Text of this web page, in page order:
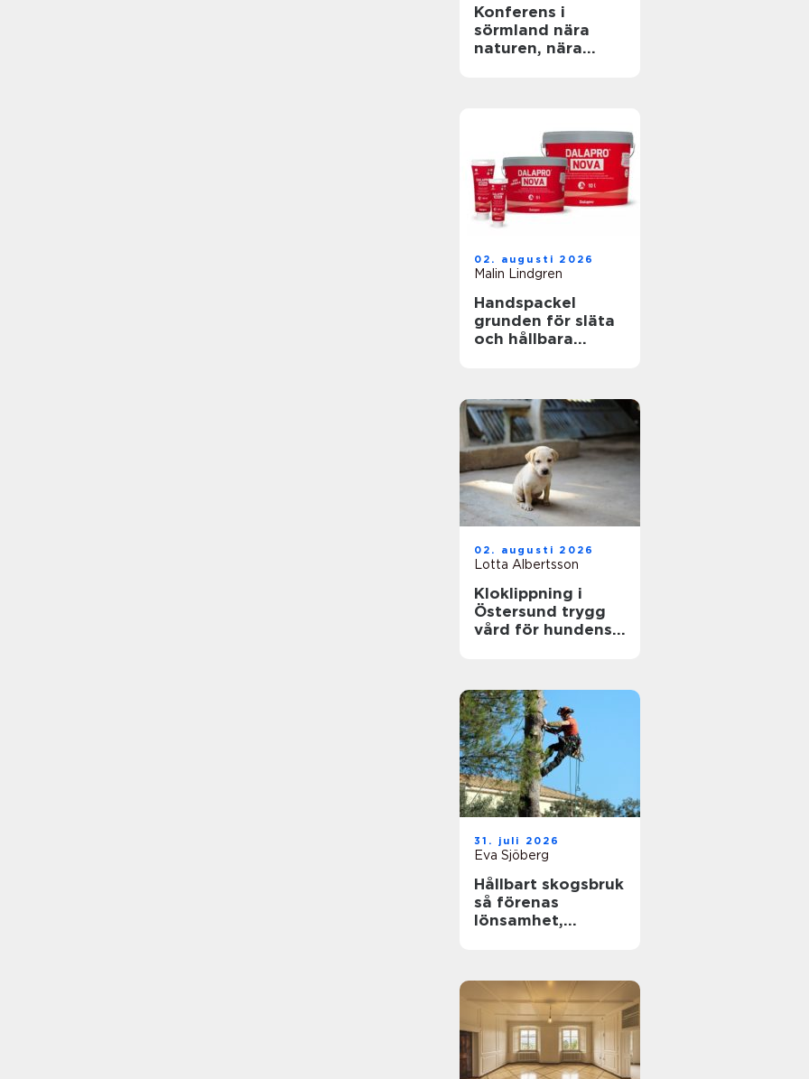
Konferens i
sörmland nära
naturen, nära
02. augusti 2026
Malin Lindgren
Handspackel
grunden för släta
och hållbara
02. augusti 2026
Lotta Albertsson
Kloklippning i
Östersund trygg
vård för hundens
31. juli 2026
Eva Sjöberg
Hållbart skogsbruk
så förenas
lönsamhet,